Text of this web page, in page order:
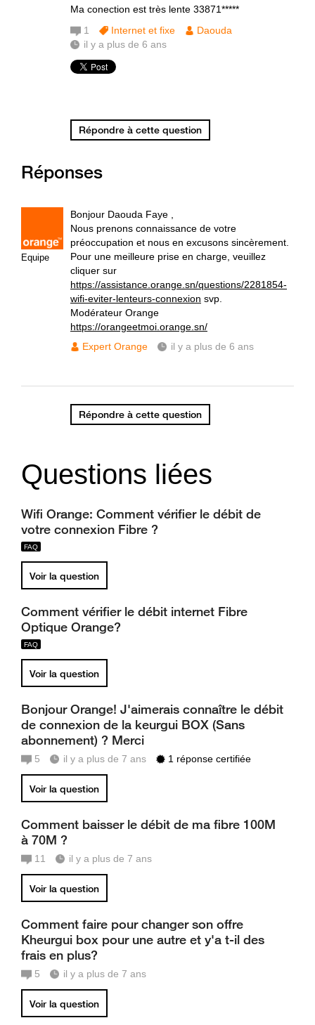
Ma conection est très lente 33871*****
1 Internet et fixe
Daouda
il y a plus de 6 ans
Répondre à cette question
Réponses
Equipe
Bonjour Daouda Faye ,
Nous prenons connaissance de votre
préoccupation et nous en excusons sincèrement.
Pour une meilleure prise en charge, veuillez
cliquer sur
https://assistance.orange.sn/questions/2281854-
wifi-eviter-lenteurs-connexion svp.
Modérateur Orange
https://orangeetmoi.orange.sn/
Expert Orange
il y a plus de 6 ans
Répondre à cette question
Questions liées
Wifi Orange: Comment vérifier le débit de
votre connexion Fibre ?
Voir la question
Comment vérifier le débit internet Fibre
Optique Orange?
Voir la question
Bonjour Orange! J'aimerais connaître le débit
de connexion de la keurgui BOX (Sans
abonnement) ? Merci
5 il y a plus de 7 ans 1 réponse certifiée
Voir la question
Comment baisser le débit de ma fibre 100M
à 70M ?
11 il y a plus de 7 ans
Voir la question
Comment faire pour changer son offre
Kheurgui box pour une autre et y'a t-il des
frais en plus?
5 il y a plus de 7 ans
Voir la question